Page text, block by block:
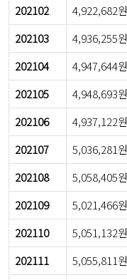
202102
4,922,682원
202103
4,936,255원
202104
4,947,644원
202105
4,948,693원
202106
4,937,122원
202107
5,036,281원
202108
5,058,405원
202109
5,021,466원
202110
5,051,132원
202111
5,055,811원